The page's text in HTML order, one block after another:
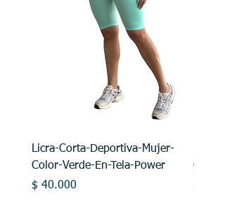
Licra-Corta-Deportiva-Mujer-
Color-Verde-En-Tela-Power
Precio
$ 40.000
Gris-
Precio
$